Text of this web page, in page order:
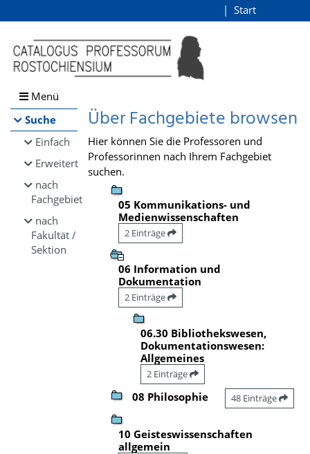
Browsen
direkt zum Inhalt
Start
Menü
Suche
Einfach
Erweitert
nach
Fachgebiet
nach
Fakultät /
Sektion
Über Fachgebiete browsen
Hier können Sie die Professoren und
Professorinnen nach Ihrem Fachgebiet
suchen.
05 Kommunikations- und
Medienwissenschaften
2 Einträge
06 Information und
Dokumentation
2 Einträge
06.30 Bibliothekswesen,
Dokumentationswesen:
Allgemeines
2 Einträge
08 Philosophie 48 Einträge
10 Geisteswissenschaften
allgemein